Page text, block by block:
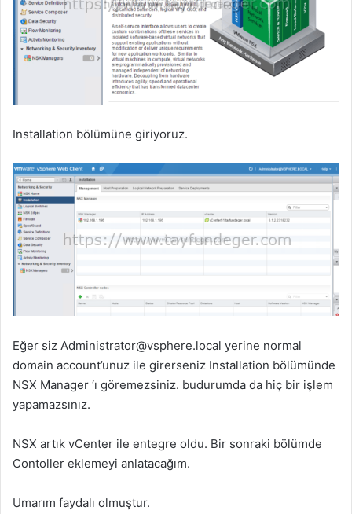
Installation bölümüne giriyoruz.
Eğer siz Administrator@vsphere.local yerine normal
domain account’unuz ile girerseniz Installation bölümünde
NSX Manager ‘ı göremezsiniz. budurumda da hiç bir işlem
yapamazsınız.
NSX artık vCenter ile entegre oldu. Bir sonraki bölümde
Contoller eklemeyi anlatacağım.
Umarım faydalı olmuştur.